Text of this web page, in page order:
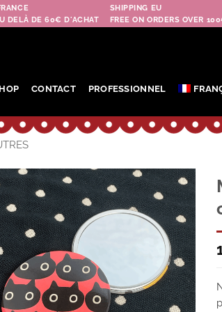
DELÀ DE 60€ D'ACHAT
SHIPPING EU
FREE ON ORDERS OVER
CONTACT PROFESSIONNEL
Ajouter
à la
wishlist